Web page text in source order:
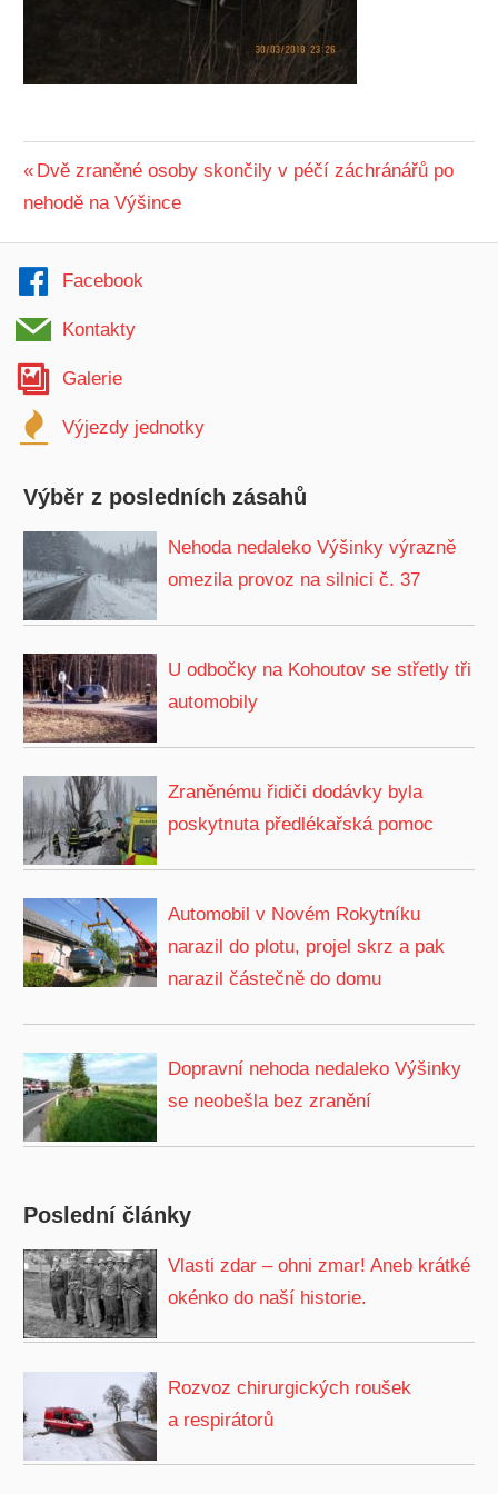
Navigace
pro
příspěvek
Předchozí
příspěvek:
Dvě zraněné osoby skončily v péčí záchránářů po
nehodě na Výšince
Facebook
Kontakty
Galerie
Výjezdy jednotky
Výběr z posledních zásahů
Nehoda nedaleko Výšinky výrazně
omezila provoz na silnici č. 37
U odbočky na Kohoutov se střetly tři
automobily
Zraněnému řidiči dodávky byla
poskytnuta předlékařská pomoc
Automobil v Novém Rokytníku
narazil do plotu, projel skrz a pak
narazil částečně do domu
Dopravní nehoda nedaleko Výšinky
se neobešla bez zranění
Poslední články
Vlasti zdar – ohni zmar! Aneb krátké
okénko do naší historie.
Rozvoz chirurgických roušek
a respirátorů